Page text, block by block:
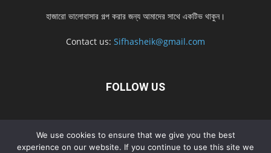
হাজারো ভালোবাসার গল্প করার জন্য আমাদের সাথে একটিভ থাকুন।
Contact us: Sifhasheik@gmail.com
FOLLOW US
Home Contact us Privacy Policy শ্রেনী
শ্রেনী – mobile
Home – mobile
নতুন সব গল্প নতুন সব গল্প – mobile নতুন সব গল্প 2022
We use cookies to ensure that we give you the best
experience on our website. If you continue to use this site we